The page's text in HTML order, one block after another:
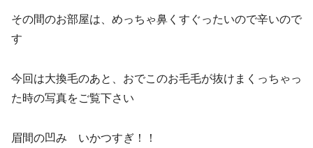
その間のお部屋は、めっちゃ鼻くすぐったいので辛いので
す
今回は大換毛のあと、おでこのお毛毛が抜けまくっちゃっ
た時の写真をご覧下さい
眉間の凹み いかつすぎ！！